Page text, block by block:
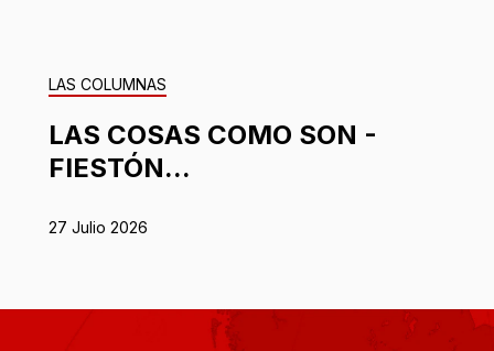
LAS COLUMNAS
LAS COSAS COMO SON -
FIESTÓN...
27 Julio 2026